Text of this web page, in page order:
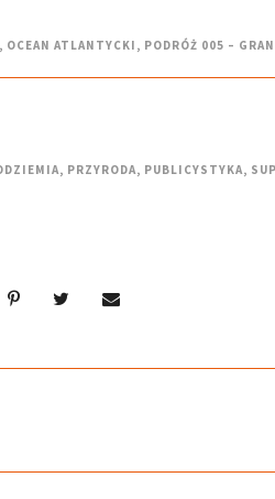
, OCEAN ATLANTYCKI , PODRÓŻ 005 –
, PRZYRODA, PUBLICYSTYKA,